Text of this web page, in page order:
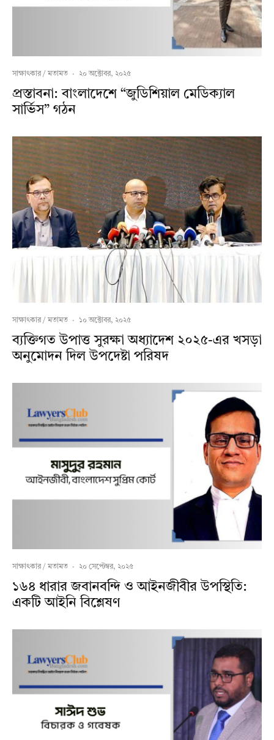
সাক্ষাৎকার / মতামত · ২০ অক্টোবর, ২০২৫
প্রস্তাবনা: বাংলাদেশে “জুডিশিয়াল মেডিক্যাল
সার্ভিস” গঠন
সাক্ষাৎকার / মতামত · ১০ অক্টোবর, ২০২৫
ব্যক্তিগত উপাত্ত সুরক্ষা অধ্যাদেশ ২০২৫-এর খসড়া
অনুমোদন দিল উপদেষ্টা পরিষদ
সাক্ষাৎকার / মতামত · ২০ সেপ্টেম্বর, ২০২৫
১৬৪ ধারার জবানবন্দি ও আইনজীবীর উপস্থিতি:
একটি আইনি বিশ্লেষণ